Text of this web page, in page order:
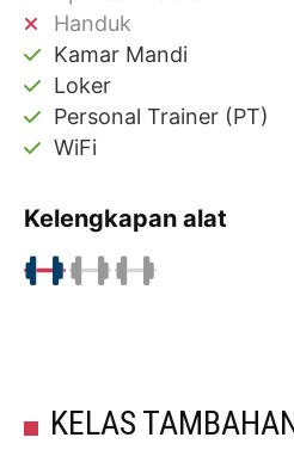
Handuk
Kamar Mandi
Loker
Personal Trainer (PT)
WiFi
Kelengkapan alat
KELAS